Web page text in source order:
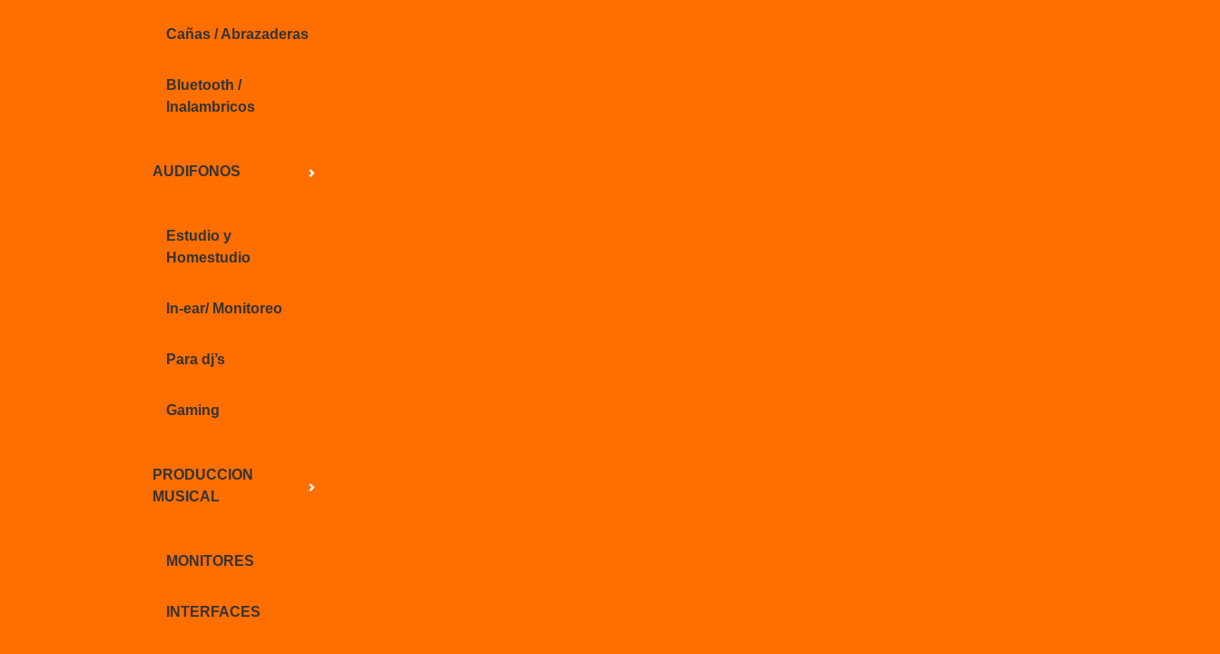
Cañas / Abrazaderas
Bluetooth /
Inalambricos
AUDIFONOS
Estudio y
Homestudio
In-ear/ Monitoreo
Para dj’s
Gaming
PRODUCCION
MUSICAL
MONITORES
INTERFACES